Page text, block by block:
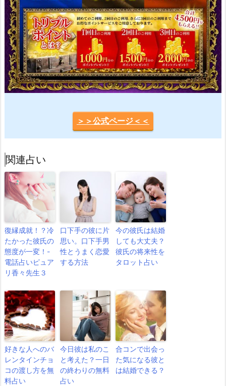
＞＞公式ページ＜＜
関連占い
復縁成就！？冷
たかった彼氏の
態度が一変！-
電話占いピュア
リ香々先生３
口下手の彼に片
思い。口下手男
性とうまく恋愛
する方法
今の彼氏は結婚
しても大丈夫？
彼氏の将来性を
タロット占い
好きな人へのバ
レンタインチョ
コの渡し方を無
料占い
今日彼は私のこ
と考えた？一日
の終わりの無料
占い
合コンで出会っ
た気になる彼と
は結婚できる？